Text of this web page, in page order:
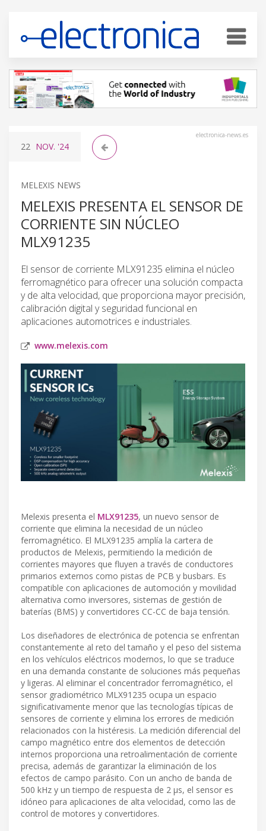
electronica-news.es
22 NOV. '24
MELEXIS NEWS
MELEXIS PRESENTA EL SENSOR DE
CORRIENTE SIN NÚCLEO
MLX91235
El sensor de corriente MLX91235 elimina el núcleo
ferromagnético para ofrecer una solución compacta
y de alta velocidad, que proporciona mayor precisión,
calibración digital y seguridad funcional en
aplicaciones automotrices e industriales.
www.melexis.com
Melexis presenta el MLX91235, un nuevo sensor de
corriente que elimina la necesidad de un núcleo
ferromagnético. El MLX91235 amplía la cartera de
productos de Melexis, permitiendo la medición de
corrientes mayores que fluyen a través de conductores
primarios externos como pistas de PCB y busbars. Es
compatible con aplicaciones de automoción y movilidad
alternativa como inversores, sistemas de gestión de
baterías (BMS) y convertidores CC-CC de baja tensión.
Los diseñadores de electrónica de potencia se enfrentan
constantemente al reto del tamaño y el peso del sistema
en los vehículos eléctricos modernos, lo que se traduce
en una demanda constante de soluciones más pequeñas
y ligeras. Al eliminar el concentrador ferromagnético, el
sensor gradiométrico MLX91235 ocupa un espacio
significativamente menor que las tecnologías típicas de
sensores de corriente y elimina los errores de medición
relacionados con la histéresis. La medición diferencial del
campo magnético entre dos elementos de detección
internos proporciona una retroalimentación de corriente
precisa, además de garantizar la eliminación de los
efectos de campo parásito. Con un ancho de banda de
500 kHz y un tiempo de respuesta de 2 μs, el sensor es
idóneo para aplicaciones de alta velocidad, como las de
control de motores y convertidores.